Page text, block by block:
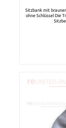
Sitzbank mit
ohne Schlüssel Die